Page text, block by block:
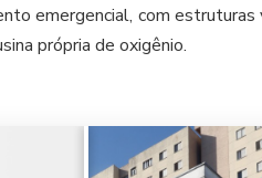
emergencial, com
própria de oxigênio.